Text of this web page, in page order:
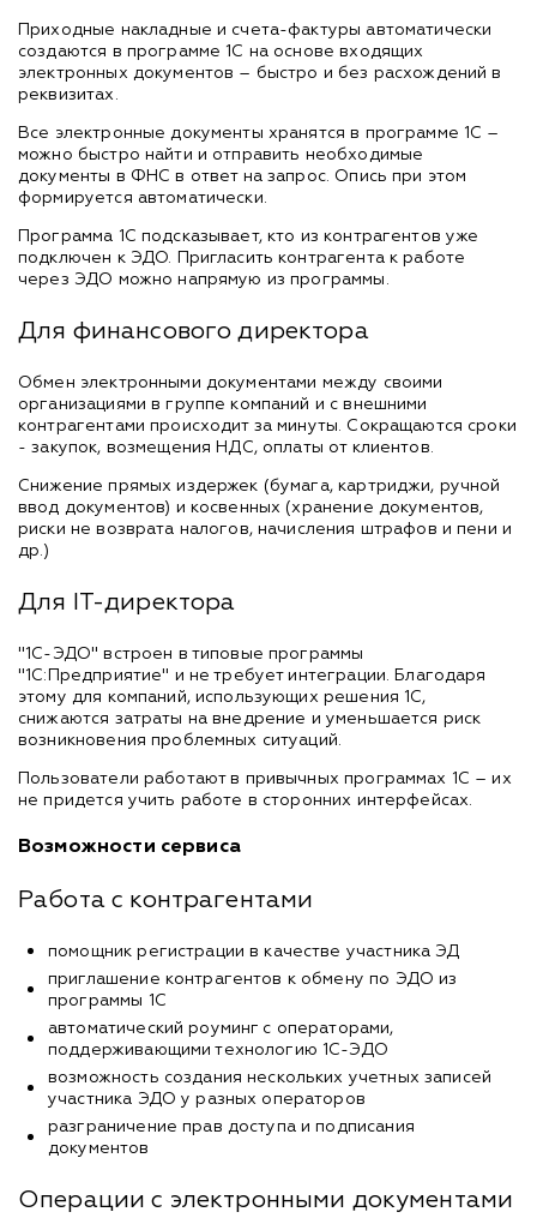
Приходные накладные и счета-фактуры автоматически
создаются в программе 1С на основе входящих
электронных документов – быстро и без расхождений в
реквизитах.
Все электронные документы хранятся в программе 1С –
можно быстро найти и отправить необходимые
документы в ФНС в ответ на запрос. Опись при этом
формируется автоматически.
Программа 1С подсказывает, кто из контрагентов уже
подключен к ЭДО. Пригласить контрагента к работе
через ЭДО можно напрямую из программы.
Для финансового директора
Обмен электронными документами между своими
организациями в группе компаний и с внешними
контрагентами происходит за минуты. Сокращаются сроки
- закупок, возмещения НДС, оплаты от клиентов.
Снижение прямых издержек (бумага, картриджи, ручной
ввод документов) и косвенных (хранение документов,
риски не возврата налогов, начисления штрафов и пени и
др.)
Для IT-директора
"1С-ЭДО" встроен в типовые программы
"1С:Предприятие" и не требует интеграции. Благодаря
этому для компаний, использующих решения 1С,
снижаются затраты на внедрение и уменьшается риск
возникновения проблемных ситуаций.
Пользователи работают в привычных программах 1С – их
не придется учить работе в сторонних интерфейсах.
Возможности сервиса
Работа с контрагентами
помощник регистрации в качестве участника ЭД
приглашение контрагентов к обмену по ЭДО из
программы 1С
автоматический роуминг с операторами,
поддерживающими технологию 1С-ЭДО
возможность создания нескольких учетных записей
участника ЭДО у разных операторов
разграничение прав доступа и подписания
документов
Операции с электронными документами